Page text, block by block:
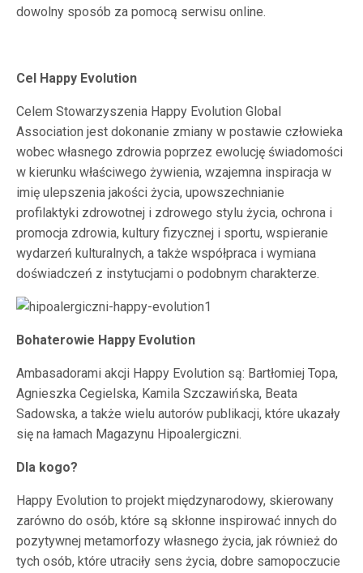
dowolny sposób za pomocą serwisu online.
Cel Happy Evolution
Celem Stowarzyszenia Happy Evolution Global
Association jest dokonanie zmiany w postawie człowieka
wobec własnego zdrowia poprzez ewolucję świadomości
w kierunku właściwego żywienia, wzajemna inspiracja w
imię ulepszenia jakości życia, upowszechnianie
profilaktyki zdrowotnej i zdrowego stylu życia, ochrona i
promocja zdrowia, kultury fizycznej i sportu, wspieranie
wydarzeń kulturalnych, a także współpraca i wymiana
doświadczeń z instytucjami o podobnym charakterze.
Bohaterowie Happy Evolution
Ambasadorami akcji Happy Evolution są: Bartłomiej Topa,
Agnieszka Cegielska, Kamila Szczawińska, Beata
Sadowska, a także wielu autorów publikacji, które ukazały
się na łamach Magazynu Hipoalergiczni.
Dla kogo?
Happy Evolution to projekt międzynarodowy, skierowany
zarówno do osób, które są skłonne inspirować innych do
pozytywnej metamorfozy własnego życia, jak również do
tych osób, które utraciły sens życia, dobre samopoczucie